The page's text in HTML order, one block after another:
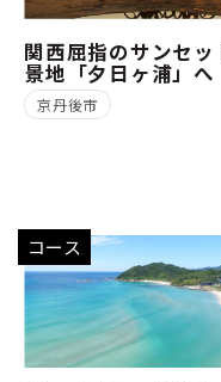
関西屈指のサンセッ
景地「夕日ヶ浦」へ
京丹後市
コース